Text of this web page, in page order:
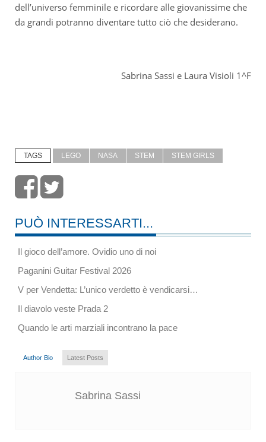
dell’universo femminile e ricordare alle giovanissime che
da grandi potranno diventare tutto ciò che desiderano.
Sabrina Sassi e Laura Visioli 1^F
TAGS LEGO NASA STEM STEM GIRLS
PUÒ INTERESSARTI...
Il gioco dell’amore. Ovidio uno di noi
Paganini Guitar Festival 2026
V per Vendetta: L’unico verdetto è vendicarsi…
Il diavolo veste Prada 2
Quando le arti marziali incontrano la pace
Author Bio Latest Posts
Sabrina Sassi